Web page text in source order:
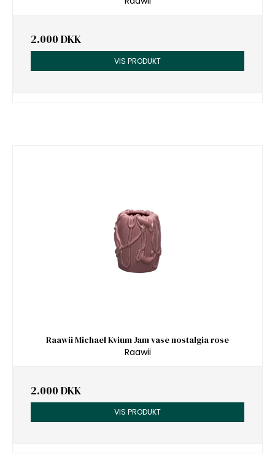
2.000 DKK
VIS PRODUKT
Raawii Michael Kvium Jam vase nostalgia rose
Raawii
2.000 DKK
VIS PRODUKT